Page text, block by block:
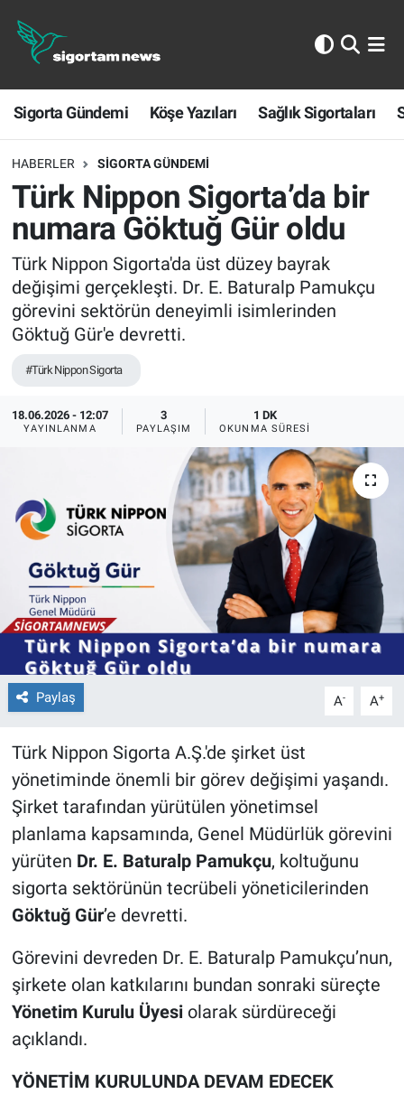
Sigorta Gündemi Köşe Yazıları Sağlık Sigortaları
HABERLER SIGORTA GÜNDEMI
Türk Nippon Sigorta’da bir
numara Göktuğ Gür oldu
Türk Nippon Sigorta'da üst düzey bayrak
değişimi gerçekleşti. Dr. E. Baturalp Pamukçu
görevini sektörün deneyimli isimlerinden
Göktuğ Gür'e devretti.
#Türk Nippon Sigorta
18.06.2026 - 12:07
YAYINLANMA
3
PAYLAŞIM
1 DK
OKUNMA SÜRESI
Paylaş A- A+
Türk Nippon Sigorta A.Ş.'de şirket üst
yönetiminde önemli bir görev değişimi yaşandı.
Şirket tarafından yürütülen yönetimsel
planlama kapsamında, Genel Müdürlük görevini
yürüten Dr. E. Baturalp Pamukçu, koltuğunu
sigorta sektörünün tecrübeli yöneticilerinden
Göktuğ Gür’e devretti.
Görevini devreden Dr. E. Baturalp Pamukçu’nun,
şirkete olan katkılarını bundan sonraki süreçte
Yönetim Kurulu Üyesiolarak sürdüreceği
açıklandı.
YÖNETİM KURULUNDA DEVAM EDECEK
Sigorta Gündemi
Köşe Yazıları
Sağlık Sigortaları
Sporun Sigortası
Ekonomi